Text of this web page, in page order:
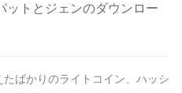
ットとジェンのダウンロー
たばかりのライトコイン、ハッシ